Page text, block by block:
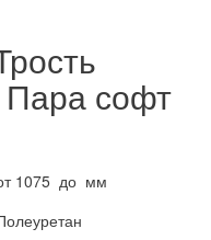
Пара софт
1075 до мм